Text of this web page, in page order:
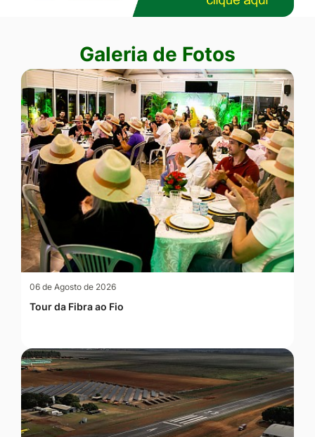
Seção Galeria de Fotos
Galeria de Fotos
06 de Agosto de 2026
Tour da Fibra ao Fio